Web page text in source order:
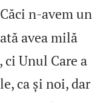
Căci n‑avem un
avea milă
Unul Care a
ca și noi, dar